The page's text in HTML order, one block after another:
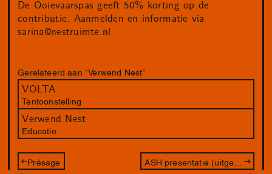
De Ooievaarspas geeft 50% korting op de
contributie. Aanmelden en informatie via
sarina@nestruimte.nl
Gerelateerd aan “Verwend Nest”
VOLTA
Tentoonstelling
Verwend Nest
Educatie
Présage